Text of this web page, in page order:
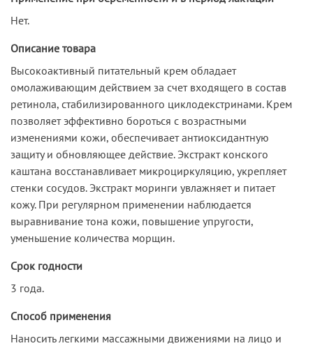
Нет.
Описание товара
Высокоактивный питательный крем обладает
омолаживающим действием за счет входящего в состав
ретинола, стабилизированного циклодекстринами. Крем
позволяет эффективно бороться с возрастными
изменениями кожи, обеспечивает антиоксидантную
защиту и обновляющее действие. Экстракт конского
каштана восстанавливает микроциркуляцию, укрепляет
стенки сосудов. Экстракт моринги увлажняет и питает
кожу. При регулярном применении наблюдается
выравнивание тона кожи, повышение упругости,
уменьшение количества морщин.
Срок годности
3 года.
Способ применения
Наносить легкими массажными движениями на лицо и